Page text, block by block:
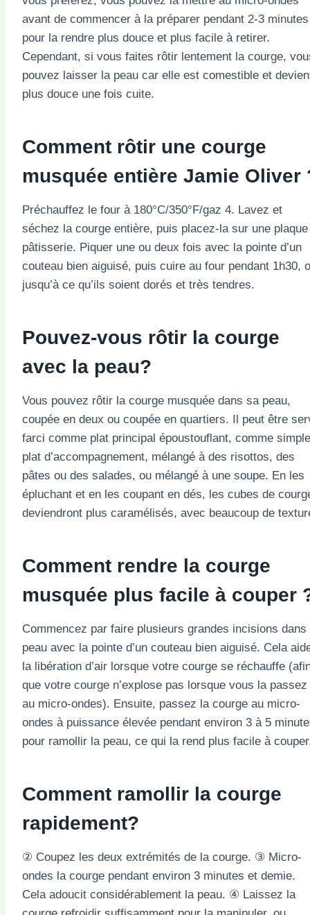
avant de commencer à la préparer pendant 2-3 minutes
pour la rendre plus douce et plus facile à retirer.
Cependant, si vous faites rôtir lentement la courge,
pouvez laisser la peau car elle est comestible et
plus douce une fois cuite.
Comment rôtir une courge
musquée entière Jamie Oliver
Préchauffez le four à 180°C/350°F/gaz 4. Lavez et
séchez la courge entière, puis placez-la sur une
pâtisserie. Piquer une ou deux fois avec la pointe d’un
couteau bien aiguisé, puis cuire au four pendant 1h30,
jusqu’à ce qu’ils soient dorés et très tendres.
Pouvez-vous rôtir la courge
avec la peau?
Vous pouvez rôtir la courge musquée dans sa peau,
coupée en deux ou coupée en quartiers. Il peut être
farci comme plat principal époustouflant, comme simple
plat d’accompagnement, mélangé à des risottos, des
pâtes ou des salades, ou mélangé à une soupe. En les
épluchant et en les coupant en dés, les cubes de
deviendront plus caramélisés, avec beaucoup de
Comment rendre la courge
musquée plus facile à couper
Commencez par faire plusieurs grandes incisions dans
peau avec la pointe d’un couteau bien aiguisé. Cela
la libération d’air lorsque votre courge se réchauffe
que votre courge n’explose pas lorsque vous la passez
au micro-ondes). Ensuite, passez la courge au micro-
ondes à puissance élevée pendant environ 3 à 5
pour ramollir la peau, ce qui la rend plus facile à
Comment ramollir la courge
rapidement?
② Coupez les deux extrémités de la courge. ③ Micro-
ondes la courge pendant environ 3 minutes et demie.
Cela adoucit considérablement la peau. ④ Laissez la